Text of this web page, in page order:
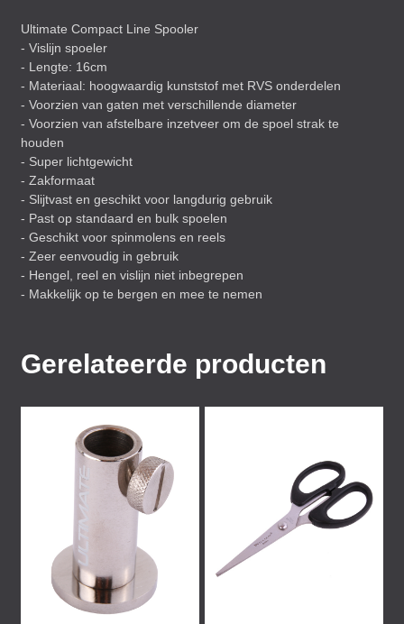
Ultimate Compact Line Spooler
- Vislijn spoeler
- Lengte: 16cm
- Materiaal: hoogwaardig kunststof met RVS onderdelen
- Voorzien van gaten met verschillende diameter
- Voorzien van afstelbare inzetveer om de spoel strak te
houden
- Super lichtgewicht
- Zakformaat
- Slijtvast en geschikt voor langdurig gebruik
- Past op standaard en bulk spoelen
- Geschikt voor spinmolens en reels
- Zeer eenvoudig in gebruik
- Hengel, reel en vislijn niet inbegrepen
- Makkelijk op te bergen en mee te nemen
Gerelateerde producten